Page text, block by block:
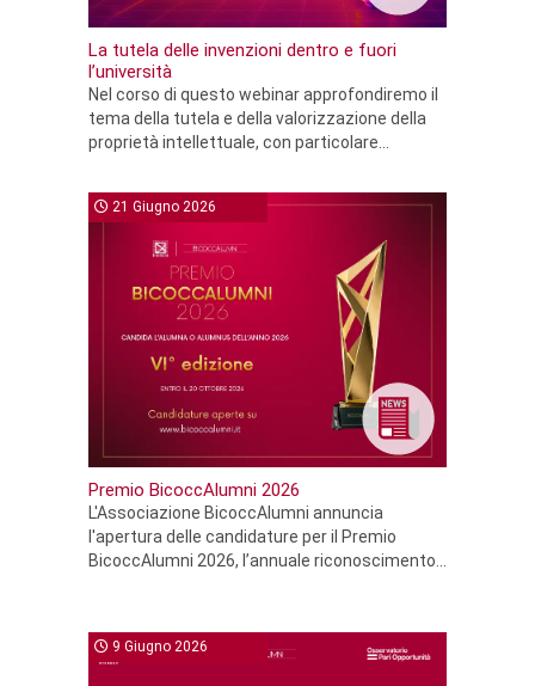
La tutela delle invenzioni dentro e fuori
l’università
Nel corso di questo webinar approfondiremo il
tema della tutela e della valorizzazione della
proprietà intellettuale, con particolare...
21 Giugno 2026
Premio BicoccAlumni 2026
L'Associazione BicoccAlumni annuncia
l'apertura delle candidature per il Premio
BicoccAlumni 2026, l’annuale riconoscimento...
9 Giugno 2026